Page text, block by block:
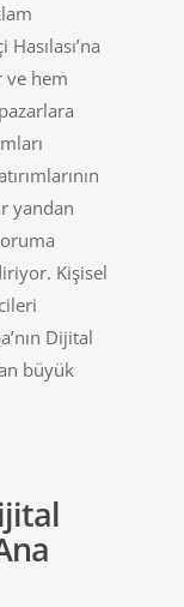
ve hem
yandan
Kişisel
Dijital
büyük